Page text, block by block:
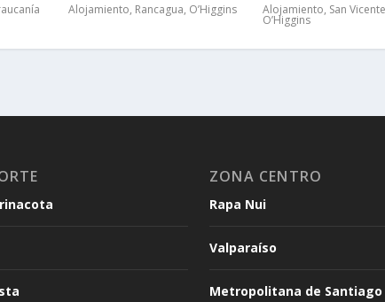
Alojamiento, Rancagua, O’Higgins Alojamiento, San
O’Higgins
ZONA CENTRO
Rapa Nui
Valparaíso
Metropolitana de Santiago